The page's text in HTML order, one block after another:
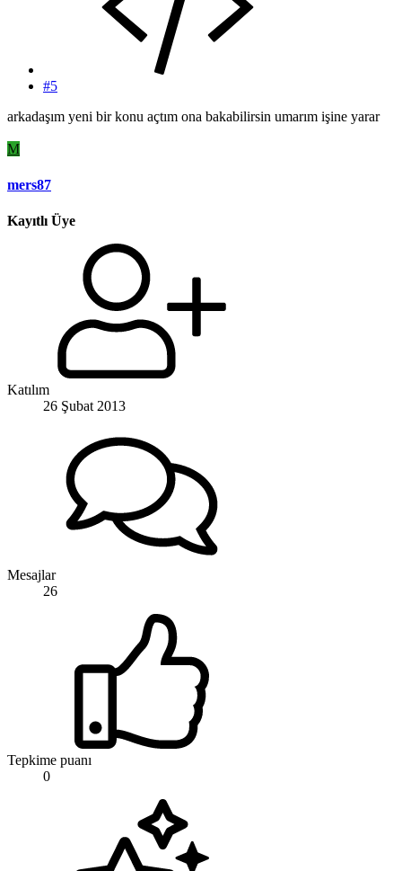
#5
arkadaşım yeni bir konu açtım ona bakabilirsin umarım işine yarar
M
mers87
Kayıtlı Üye
Katılım
26 Şubat 2013
Mesajlar
26
Tepkime puanı
0